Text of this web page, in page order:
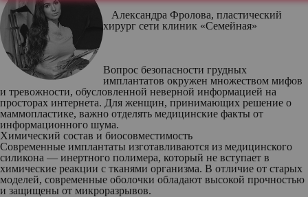
Александра Фролова, пластический
хирург сети клиник «Семейная»
Вопрос безопасности грудных
имплантатов окружен множеством мифов
и тревожности, обусловленной неверной информацией на
просторах интернета. Для женщин, принимающих решение о
маммопластике, важно отделять медицинские факты от
информационного шума.
Химический состав и биосовместимость
Современные имплантаты изготавливаются из медицинского
силикона — инертного полимера, который не вступает в
химические реакции с тканями организма. В отличие от старых
моделей, современные оболочки обладают высокой прочностью
и защищены от микроразрывов.